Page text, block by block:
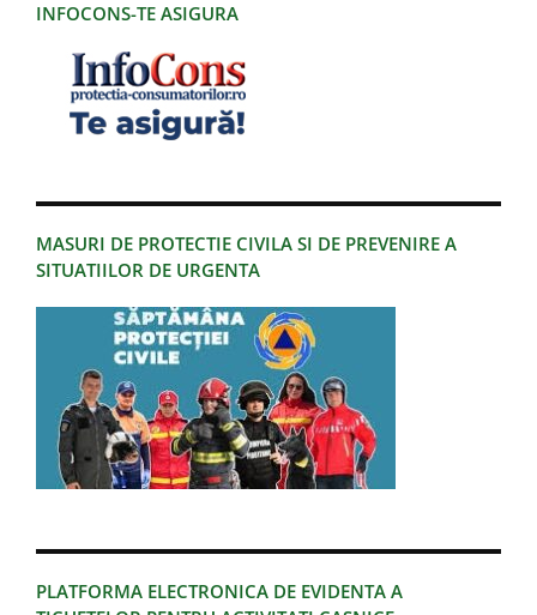
INFOCONS-TE ASIGURA
MASURI DE PROTECTIE CIVILA SI DE PREVENIRE A
SITUATIILOR DE URGENTA
PLATFORMA ELECTRONICA DE EVIDENTA A